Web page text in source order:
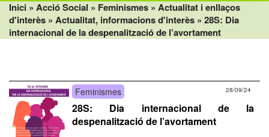
Inici » Acció Social » Feminismes » Actualitat i enllaços
d'interès » Actualitat, informacions d'interès » 28S: Dia
internacional de la despenalització de l’avortament
Feminismes 28/09/24
28S: Dia internacional de la
despenalització de l’avortament